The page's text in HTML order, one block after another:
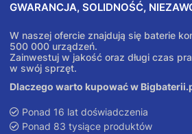
GWARANCJA, SOLIDNOŚĆ,
W naszej ofercie znajdują się baterie
500 000 urządzeń.
Zainwestuj w jakość oraz długi czas
w swój sprzęt.
Dlaczego warto kupować w
Ponad 16 lat doświadczenia
Ponad 83 tysiące produktów